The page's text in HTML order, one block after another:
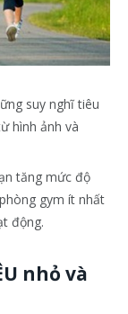
suy nghĩ tiêu
hình ảnh và
tăng mức độ
gym ít nhất
động.
nhỏ và